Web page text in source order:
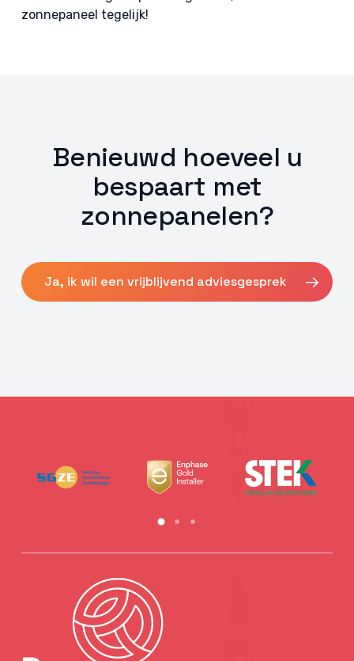
zonnepaneel tegelijk!
Benieuwd hoeveel u
bespaart met
zonnepanelen?
Ja, ik wil een vrijblijvend adviesgesprek